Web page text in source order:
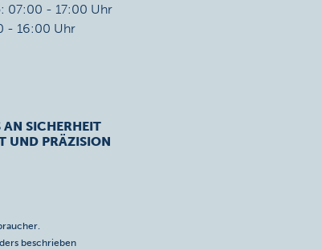
07:00 - 17:00 Uhr
- 16:00 Uhr
AN SICHERHEIT
UND PRÄZISION
beschrieben